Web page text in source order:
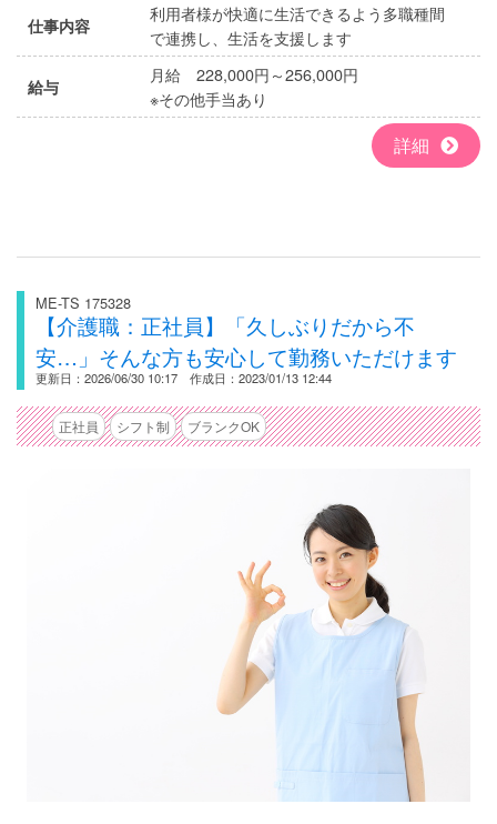
仕事内容
利用者様が快適に生活できるよう多職種間
で連携し、生活を支援します
給与
月給 228,000円～256,000円
※その他手当あり
詳細
ME-TS 175328
【介護職：正社員】「久しぶりだから不
安…」そんな方も安心して勤務いただけます
更新日：2026/06/30 10:17 作成日：2023/01/13 12:44
正社員 シフト制 ブランクOK